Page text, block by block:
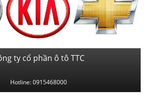
ty cổ phần ô tô TTC
Hotline: 0915468000